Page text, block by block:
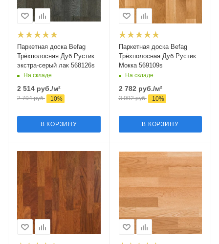
Паркетная доска Befag
Трёхполосная Дуб Рустик
экстра-серый лак 568126s
На складе
2 514 руб./м²
2 794руб. -10%
В КОРЗИНУ
Паркетная доска Befag
Трёхполосная Дуб Рустик
Мокка 569109s
На складе
2 782 руб./м²
3 092руб. -10%
В КОРЗИНУ